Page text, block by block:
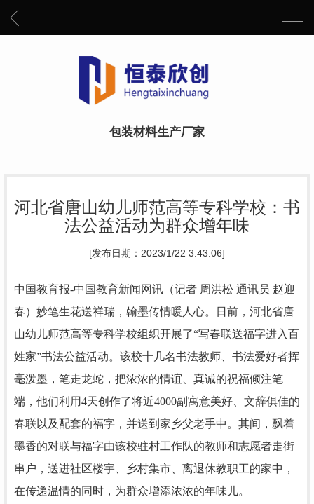
包装材料生产厂家
河北省唐山幼儿师范高等专科学校：书
法公益活动为群众增年味
[发布日期：2023/1/22 3:43:06]
中国教育报-中国教育新闻网讯（记者 周洪松 通讯员 赵迎
春） 妙笔生花送祥瑞，翰墨传情暖人心。日前，河北省唐
山幼儿师范高等专科学校组织开展了“写春联送福字进入百
姓家”书法公益活动。该校十几名书法教师、书法爱好者挥
毫泼墨，笔走龙蛇，把浓浓的情谊、真诚的祝福倾注笔
端，他们利用4天创作了将近4000副寓意美好、文辞俱佳的
春联以及配套的福字，并送到家乡父老手中。其间，飘着
墨香的对联与福字由该校驻村工作队的教师和志愿者走街
串户，送进社区楼宇、乡村集市、离退休教职工的家中，
在传递温情的同时，为群众增添浓浓的年味儿。